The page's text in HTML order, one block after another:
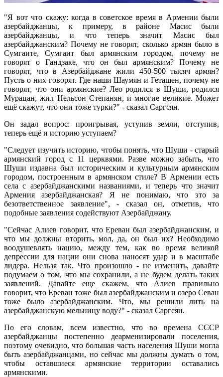
"Я вот что скажу: когда в советское время в Армении были
азербайджанцы, к примеру, в районе Масис были
азербайджанцы, и что теперь значит Масис был
азербайджанским? Почему не говорят, сколько армян было в
Сумгаите, Сумгаит был армянским городом, почему не
говорят о Гандзаке, что он был армянским? Почему не
говорят, что в Азербайджане жили 450-500 тысяч армян?
Пусть о них говорят. Где наши Шаумян и Геташен, почему не
говорят, что они армянские? Лео родился в Шуши, родился
Мурацан, жил Нельсон Степанян, и многие великие. Может
ещё скажут, что они тоже турки?" - сказал Саргсян.
Он задал вопрос: проигрывая, уступив земли, отступив,
теперь ещё и историю уступаем?
"Следует изучить историю, чтобы понять, что Шуши - старый
армянский город с 11 церквями. Разве можно забыть, что
Шуши издавна был историческим и культурным армянским
городом, построенным в армянском стиле? В Армении есть
села с азербайджанскими названиями, и теперь что значит
Армения азербайджанская? Я не понимаю, что это за
безответственное заявление", - сказал он, отметив, что
подобные заявления содействуют Азербайджану.
"Сейчас Алиев говорит, что Ереван был азербайджанским, и
что мы должны вторить, мол, да, он был их? Необходимо
воодушевлять нацию, между тем, как во время великой
депрессии для нации они снова наносят удар и в масштабе
лидера. Нельзя так. Что произошло - не изменить, давайте
подумаем о том, что мы сохранили, а не будем делать таких
заявлений. Давайте еще скажем, что Алиев правильно
говорит, что Ереван тоже был азербайджанским и озеро Севан
тоже было азербайджанским. Что, мы решили лить на
азербайджанскую мельницу воду?" - сказал Саргсян.
По его словам, всем известно, что во времена СССР
азербайджанцы постепенно деарменизировали поселения,
поэтому очевидно, что большая часть населения Шуши могла
быть азербайджанцами, но сейчас мы должны думать о том,
чтобы оставшиеся армянские территории оставались
армянскими.